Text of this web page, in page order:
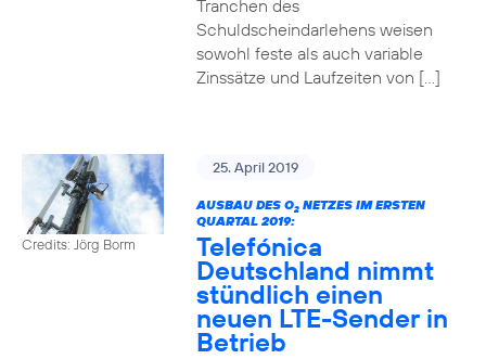
Tranchen des
Schuldscheindarlehens weisen
sowohl feste als auch variable
Zinssätze und Laufzeiten von […]
Credits: Jörg Borm
25. April 2019
AUSBAU DES O2NETZES IM ERSTEN
QUARTAL 2019:
Telefónica
Deutschland nimmt
stündlich einen
neuen LTE-Sender in
Betrieb